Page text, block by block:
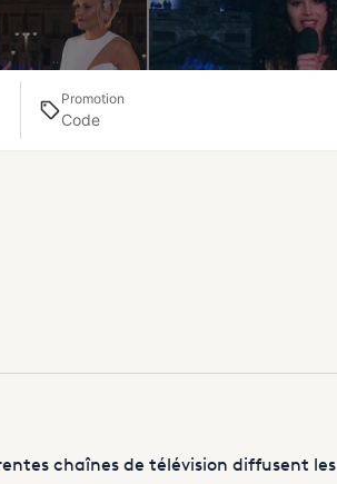
Promotion
chaînes de télévision diffusent les